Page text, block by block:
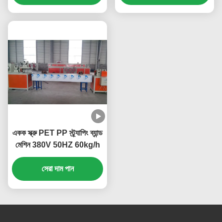
একক স্ক্রু PET PP স্ট্র্যাপিং ব্যান্ড
মেশিন 380V 50HZ 60kg/h
সেরা দাম পান